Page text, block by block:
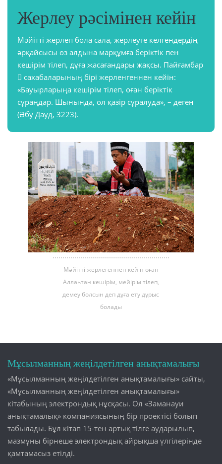
Жерлеу рәсімінен кейін
Мәйітті жерлеп бола сала, жерлеуге келгендердің
әрқайсысы өз алдына марқұмға беріктік пен
кешірім тілеп, дұға жасағандары жақсы. Пайғамбар
 сахабаларының бірі жерленгеннен кейін:
«Бауырларыңа кешірім тілеп, оған беріктік
сұраңдар. Шынында, ол қазір сұралуда», – деген
(Әбу Дауд, 3223).
Мәйітті жерлегеннен кейін оған
Аллаһтан кешірім, мейірім тілеп,
демеу болсын деп дұға ету дұрыс
болады
Мұсылманның жеңілдетілген анықтамалығы
«Мұсылманның жеңілдетілген анықтамалығы» сайты,
«Мұсылманның жеңілдетілген анықтамалығы»
кітабының электрондық нұсқасы. Ол «Заманауи
анықтамалық» компаниясының бір проектісі болып
табылады. Бұл кітап 15-тен артық тілге аударылып,
мазмұны бірнеше электрондық айрықша үлгілерінде
қамтамасыз етілді.